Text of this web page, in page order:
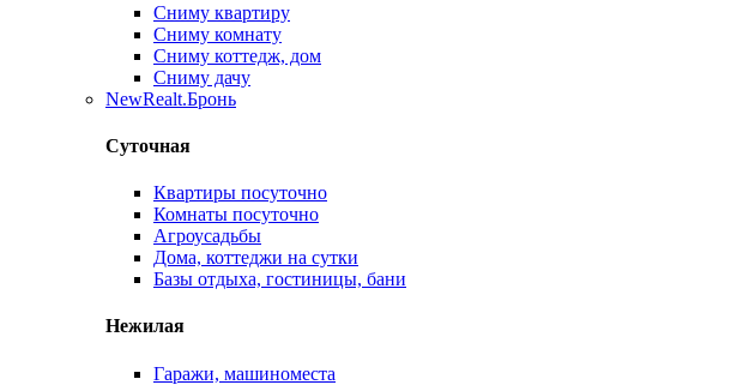
Сниму квартиру
Сниму комнату
Сниму коттедж, дом
Сниму дачу
NewRealt.Бронь
Суточная
Квартиры посуточно
Комнаты посуточно
Агроусадьбы
Дома, коттеджи на сутки
Базы отдыха, гостиницы, бани
Нежилая
Гаражи, машиноместа